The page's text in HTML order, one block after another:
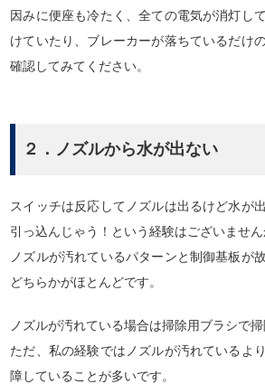
因みに便座も冷たく、全ての電気が消灯し
けていたり、ブレーカーが落ちているだけ
確認してみてください。
２．ノズルから水が出ない
スイッチは反応してノズルは出るけど水が
引っ込んじゃう！という経験はございません
ノズルが汚れているパターンと制御基板が
どちらかがほとんどです。
ノズルが汚れている場合は掃除用ブラシで掃
ただ、私の経験ではノズルが汚れているよ
障していることが多いです。